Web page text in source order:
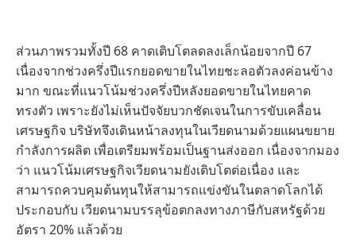
ส่วนภาพรวมทั้งปี 68 คาดเติบโตลดลงเล็กน้อยจากปี 67
เนื่องจากช่วงครึ่งปีแรกยอดขายในไทยชะลอตัวลงค่อนข้าง
มาก ขณะที่แนวโน้มช่วงครึ่งปีหลังยอดขายในไทยคาด
ทรงตัว เพราะยังไม่เห็นปัจจัยบวกชัดเจนในการขับเคลื่อน
เศรษฐกิจ บริษัทจึงเดินหน้าลงทุนในเวียดนามด้วยแผนขยาย
กำลังการผลิต เพื่อเตรียมพร้อมเป็นฐานส่งออก เนื่องจากมอง
ว่า แนวโน้มเศรษฐกิจเวียดนามยังเติบโตต่อเนื่อง และ
สามารถควบคุมต้นทุนให้สามารถแข่งขันในตลาดโลกได้
ประกอบกับ เวียดนามบรรลุข้อตกลงทางภาษีกับสหรัฐด้วย
อัตรา 20% แล้วด้วย